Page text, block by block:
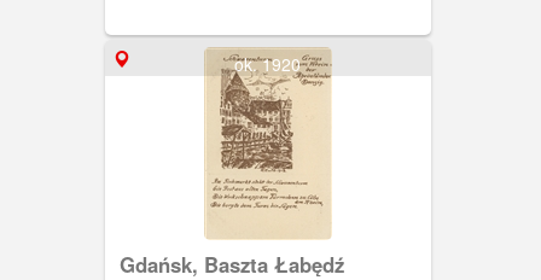
ok. 1920
Gdańsk, Baszta Łabędź